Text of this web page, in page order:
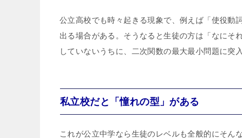
公立高校でも時々起きる現象で、例えば「使役動
出る場合がある。そうなると生徒の方は「なにそ
していないうちに、二次関数の最大最小問題に突
私立校だと「憧れの型」がある
これが公立中学なら生徒のレベルも全般的にそん